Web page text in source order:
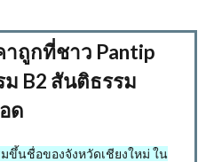
ถูกที่ชาว Pantip
ม B2 สันติธรรม
ด
ขึ้นชื่อของจังหวัดเชียงใหม่ ใน